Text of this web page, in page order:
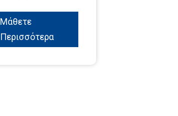
Μάθετε
Περισσότερα